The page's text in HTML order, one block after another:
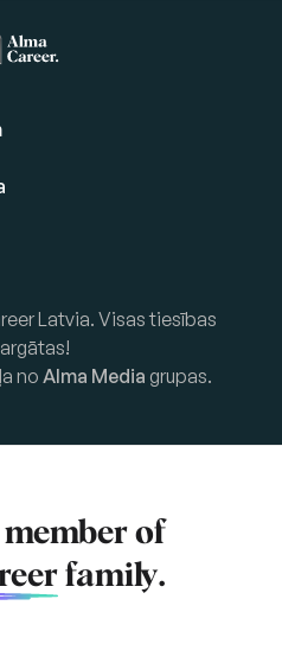
Latvia. Visas tiesības
no Alma Media grupas.
member of
family.